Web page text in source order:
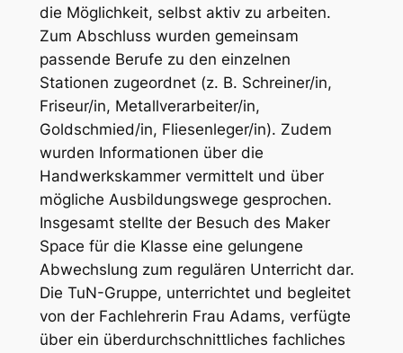
die Möglichkeit, selbst aktiv zu arbeiten.
Zum Abschluss wurden gemeinsam
passende Berufe zu den einzelnen
Stationen zugeordnet (z. B. Schreiner/in,
Friseur/in, Metallverarbeiter/in,
Goldschmied/in, Fliesenleger/in). Zudem
wurden Informationen über die
Handwerkskammer vermittelt und über
mögliche Ausbildungswege gesprochen.
Insgesamt stellte der Besuch des Maker
Space für die Klasse eine gelungene
Abwechslung zum regulären Unterricht dar.
Die TuN-Gruppe, unterrichtet und begleitet
von der Fachlehrerin Frau Adams, verfügte
über ein überdurchschnittliches fachliches